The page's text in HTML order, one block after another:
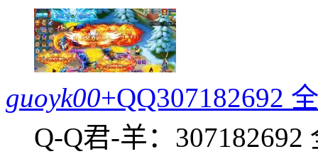
guoyk00+QQ307182692
Q-Q君-羊：